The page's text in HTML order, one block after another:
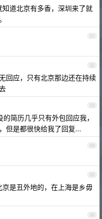
道北京有多香，深圳来了就
31
32
回应，只有北京那边还在持续
33
简历几乎只有外包回应我，
但是都很快给我了回复...
34
35
是丑外地的，在上海是乡毋
36